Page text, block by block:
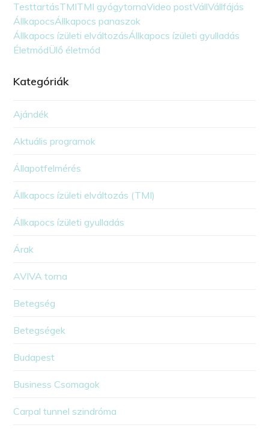
TesttartásTMITMI gyógytornaVideo postVállVállfájás
ÁllkapocsÁllkapocs panaszok
Állkapocs ízületi elváltozásÁllkapocs ízületi gyulladás
ÉletmódÜlő életmód
Kategóriák
Ajándék
Aktuális programok
Állapotfelmérés
Állkapocs ízületi elváltozás (TMI)
Állkapocs ízületi gyulladás
Árak
AVIVA torna
Betegség
Betegségek
Budapest
Business Csomagok
Carpal tunnel szindróma